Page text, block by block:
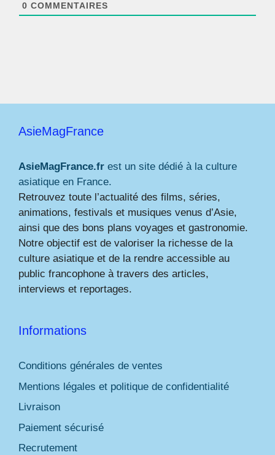
0 COMMENTAIRES
AsieMagFrance
AsieMagFrance.fr est un site dédié à la culture
asiatique en France.
Retrouvez toute l’actualité des films, séries,
animations, festivals et musiques venus d’Asie,
ainsi que des bons plans voyages et gastronomie.
Notre objectif est de valoriser la richesse de la
culture asiatique et de la rendre accessible au
public francophone à travers des articles,
interviews et reportages.
Informations
Conditions générales de ventes
Mentions légales et politique de confidentialité
Livraison
Paiement sécurisé
Recrutement